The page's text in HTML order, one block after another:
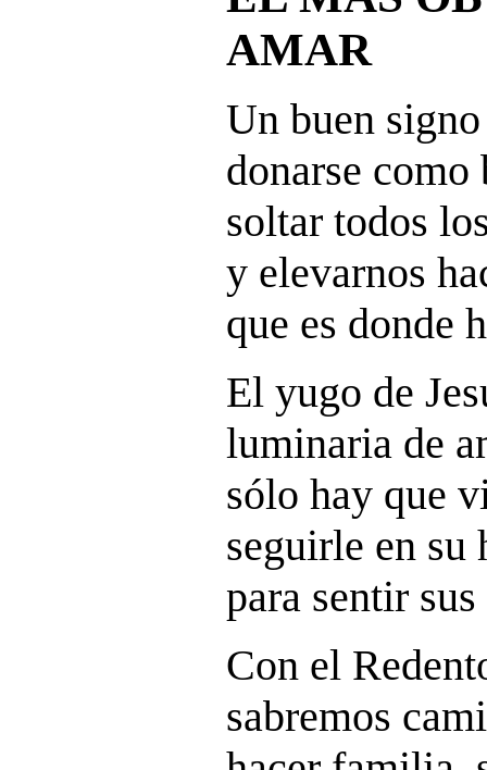
AMAR
Un buen
donarse como
soltar todos
y elevarnos
que es donde
El yugo de
luminaria de
sólo hay que
seguirle en su
para sentir
Con el
sabremos